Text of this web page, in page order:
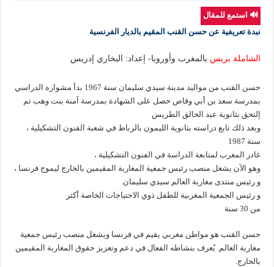
🔊 استمع للمقال
نبدة تعريفية عن حسن القنب المقيم بالديار الفرنسية
الشاملة بريس بالمغرب وأوروبا- إعداد: البخاري إدريس
حسن القنب من مواليد مدينة سيدي سليمان سنة 1967 بدأ مشواره الدراسي
بمدرسة سعد بن أبي وقاص حصل على الشهادة بمدرسة آمنة بنت وهب تم
إلتحق بثانوية عبد الخالق الطريس
وبعد ذلك تابع دراسته بثانوية الليمون بالرباط في شعبة الفنون التشكيلية ،
سنة 1987
غادر المغرب لمتابعة الدراسة في الفنون التشكيلية ،
وهو الآن يشغل منصب رئيس جمعية المغاربة المقيمين بالخارج ليموج فرنسا ،
و رئيس منتدى مغاربة العالم سيدي سليمان
و رئيس الجمعية المغربية للطفل ذوي الاحتياجات الخاصة أكثر
من 30 سنة
حسن القنب هو مواطن مغربي يقيم في فرنسا ويشغل منصب رئيس جمعية
مغاربة العالم. يُعرف بنشاطه الفعال في دعم وتعزيز حقوق المغاربة المقيمين
بالخارج.